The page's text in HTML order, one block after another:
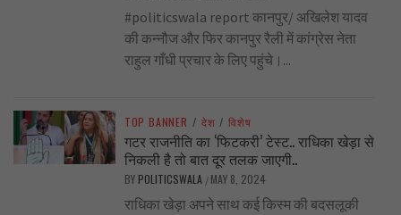
#politicswala report कानपुर/ अखिलेश यादव
की कन्नौज और फिर कानपुर रैली में कांग्रेस नेता
राहुल गाँधी प्रचार के लिए पहुंचे।...
TOP BANNER / देश / विशेष
गटर राजनीति का ‘फिटकरी’ टेस्ट.. राधिका खेड़ा से
निकली है तो बात दूर तलक जाएगी..
BY POLITICSWALA / MAY 8, 2024
राधिका खेड़ा अपने साथ कई किस्म की बदसलूकी